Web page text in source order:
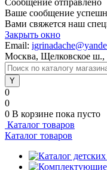
Сообщение отправлено
Ваше сообщение
Вами свяжется наш
Закрыть окно
Email:
Москва, Щелковское ш.,
0
0
0 В корзине пока пусто
Каталог товаров
Каталог товаров